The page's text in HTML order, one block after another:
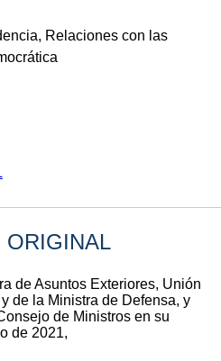
Relaciones con las
ORIGINAL
de Asuntos Exteriores, Unión
de la Ministra de Defensa, y
de Ministros en su
de 2021,